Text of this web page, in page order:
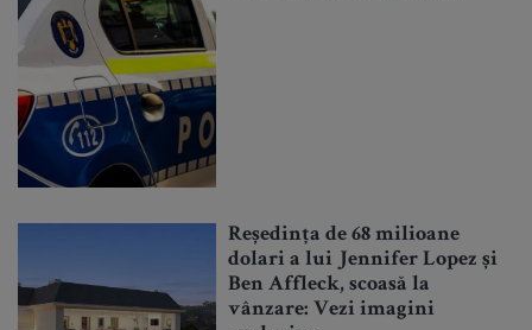
Reședința de 68 milioane
dolari a lui Jennifer Lopez și
Ben Affleck, scoasă la
vânzare: Vezi imagini